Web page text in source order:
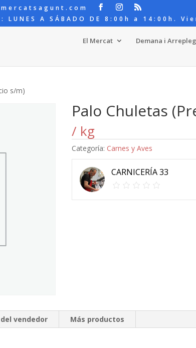
LUNES A SÁBADO DE 8:00h a 14:00h.
El Mercat Demana i
s/m)
Palo Chuletas
/ kg
Categoría: Carnes y Aves
CARNICERÍA 33
vendedor Más productos